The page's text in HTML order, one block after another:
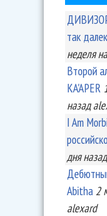
так
неделя
Второй
KA'APER
назад
I Am
дняназад
Abitha 2
alexard